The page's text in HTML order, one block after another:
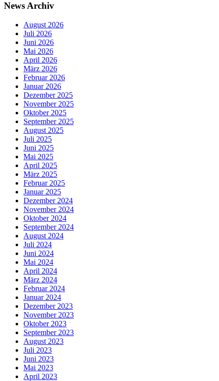
News Archiv
August 2026
Juli 2026
Juni 2026
Mai 2026
April 2026
März 2026
Februar 2026
Januar 2026
Dezember 2025
November 2025
Oktober 2025
September 2025
August 2025
Juli 2025
Juni 2025
Mai 2025
April 2025
März 2025
Februar 2025
Januar 2025
Dezember 2024
November 2024
Oktober 2024
September 2024
August 2024
Juli 2024
Juni 2024
Mai 2024
April 2024
März 2024
Februar 2024
Januar 2024
Dezember 2023
November 2023
Oktober 2023
September 2023
August 2023
Juli 2023
Juni 2023
Mai 2023
April 2023